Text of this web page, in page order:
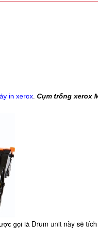
in xerox. Cụm trống xerox
gọi là Drum unit này sẽ